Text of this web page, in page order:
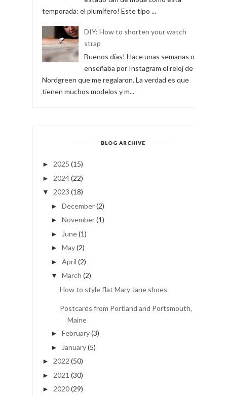
temporada: el plumífero! Este tipo ...
DIY: How to shorten your watch
strap
Buenos días! Hace unas semanas os
enseñaba por Instagram el reloj de
Nordgreen que me regalaron. La verdad es que
tienen muchos modelos y m...
BLOG ARCHIVE
► 2025 (15)
► 2024(22)
▼ 2023 (18)
► December(2)
► November(1)
► June(1)
► May(2)
► April (2)
▼ March (2)
How to style flat Mary Jane shoes
Postcards from Portland and Portsmouth,
Maine
► February(3)
► January(5)
► 2022 (50)
► 2021 (30)
► 2020(29)